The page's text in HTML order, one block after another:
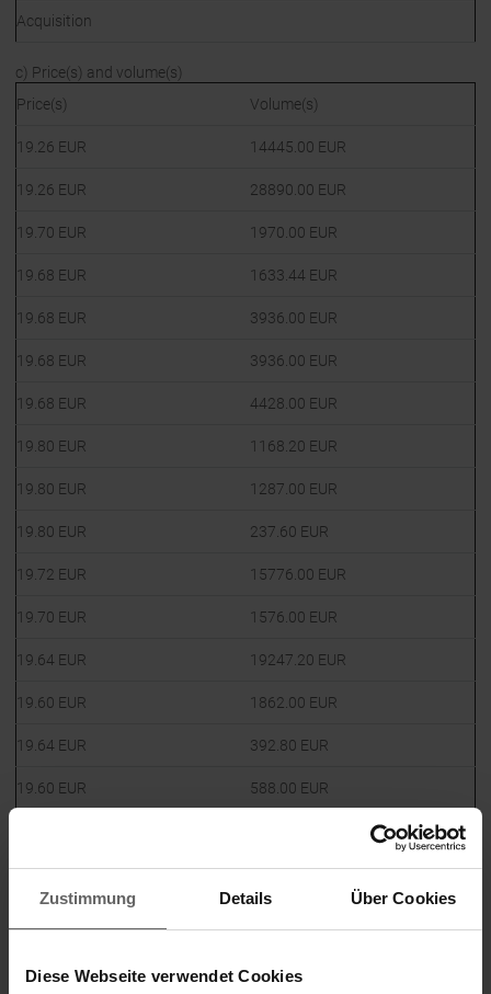
Zustimmung Details Über Cookies
Diese Webseite verwendet Cookies
Acquisition
c) Price(s) and volume(s)
Price(s)
Volume(s)
19.26 EUR 14445.00 EUR
19.26 EUR 28890.00 EUR
19.70 EUR 1970.00 EUR
19.68 EUR 1633.44 EUR
19.68 EUR 3936.00 EUR
19.68 EUR 3936.00 EUR
19.68 EUR 4428.00 EUR
19.80 EUR 1168.20 EUR
19.80 EUR 1287.00 EUR
19.80 EUR 237.60 EUR
19.72 EUR 15776.00 EUR
19.70 EUR 1576.00 EUR
19.64 EUR 19247.20 EUR
19.60 EUR 1862.00 EUR
19.64 EUR 392.80 EUR
19.60 EUR 588.00 EUR
19.46EUR 447.58EUR